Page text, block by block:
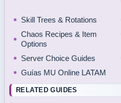
Skill Trees & Rotations
Chaos Recipes & Item
Options
Server Choice Guides
Guías MU Online LATAM
RELATED GUIDES